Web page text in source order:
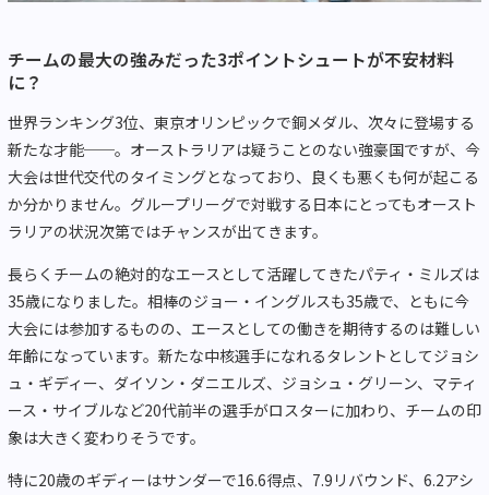
チームの最大の強みだった3ポイントシュートが不安材料
に？
世界ランキング3位、東京オリンピックで銅メダル、次々に登場する
新たな才能──。オーストラリアは疑うことのない強豪国ですが、今
大会は世代交代のタイミングとなっており、良くも悪くも何が起こる
か分かりません。グループリーグで対戦する日本にとってもオースト
ラリアの状況次第ではチャンスが出てきます。
長らくチームの絶対的なエースとして活躍してきたパティ・ミルズは
35歳になりました。相棒のジョー・イングルスも35歳で、ともに今
大会には参加するものの、エースとしての働きを期待するのは難しい
年齢になっています。新たな中核選手になれるタレントとしてジョシ
ュ・ギディー、ダイソン・ダニエルズ、ジョシュ・グリーン、マティ
ース・サイブルなど20代前半の選手がロスターに加わり、チームの印
象は大きく変わりそうです。
特に20歳のギディーはサンダーで16.6得点、7.9リバウンド、6.2アシ